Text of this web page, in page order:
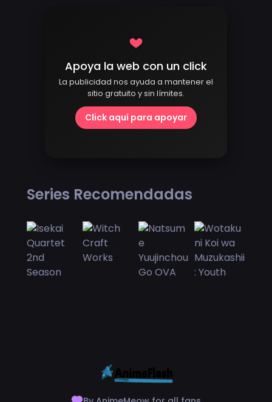
Apoya la web con un click
La publicidad nos ayuda a mantener el
sitio gratuito y sin límites.
Click aquí para apoyar
Series Recomendadas